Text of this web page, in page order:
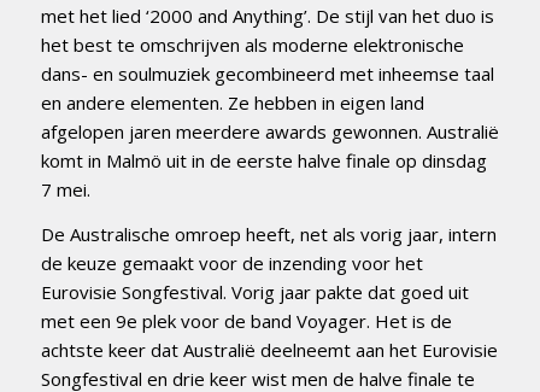
met het lied ‘2000 and Anything’. De stijl van het duo is
het best te omschrijven als moderne elektronische
dans- en soulmuziek gecombineerd met inheemse taal
en andere elementen. Ze hebben in eigen land
afgelopen jaren meerdere awards gewonnen. Australië
komt in Malmö uit in de eerste halve finale op dinsdag
7 mei.
De Australische omroep heeft, net als vorig jaar, intern
de keuze gemaakt voor de inzending voor het
Eurovisie Songfestival. Vorig jaar pakte dat goed uit
met een 9e plek voor de band Voyager. Het is de
achtste keer dat Australië deelneemt aan het Eurovisie
Songfestival en drie keer wist men de halve finale te